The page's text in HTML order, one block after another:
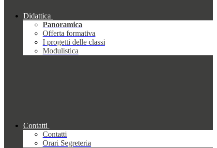
Didattica
Panoramica
Offerta formativa
I progetti delle classi
Modulistica
Contatti
Contatti
Orari Segreteria